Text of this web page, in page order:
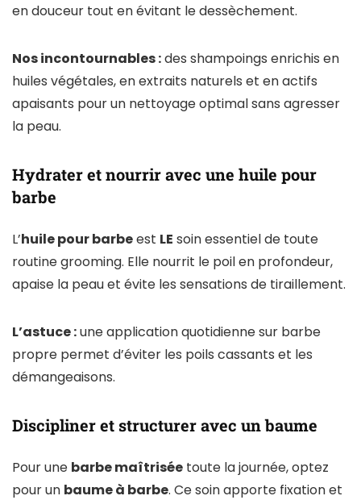
en douceur tout en évitant le dessèchement.
Nos incontournables :des shampoings enrichis en
huiles végétales, en extraits naturels et en actifs
apaisants pour un nettoyage optimal sans agresser
la peau.
Hydrater et nourrir avec une huile pour
barbe
L’huile pour barbeest LE soin essentiel de toute
routine grooming. Elle nourrit le poil en profondeur,
apaise la peau et évite les sensations de tiraillement.
L’astuce :une application quotidienne sur barbe
propre permet d’éviter les poils cassants et les
démangeaisons.
Discipliner et structurer avec un baume
Pour une barbe maîtrisée toute la journée, optez
pour un baume à barbe. Ce soin apporte fixation et